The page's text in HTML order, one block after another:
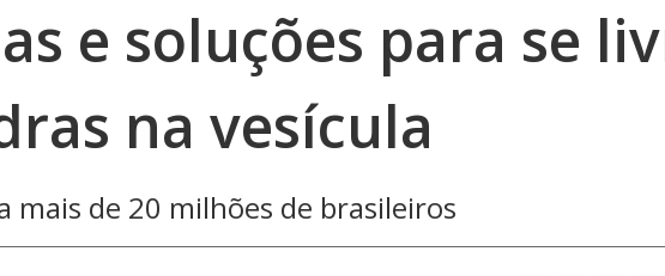
e soluções para se
na vesícula
mais de 20 milhões de brasileiros